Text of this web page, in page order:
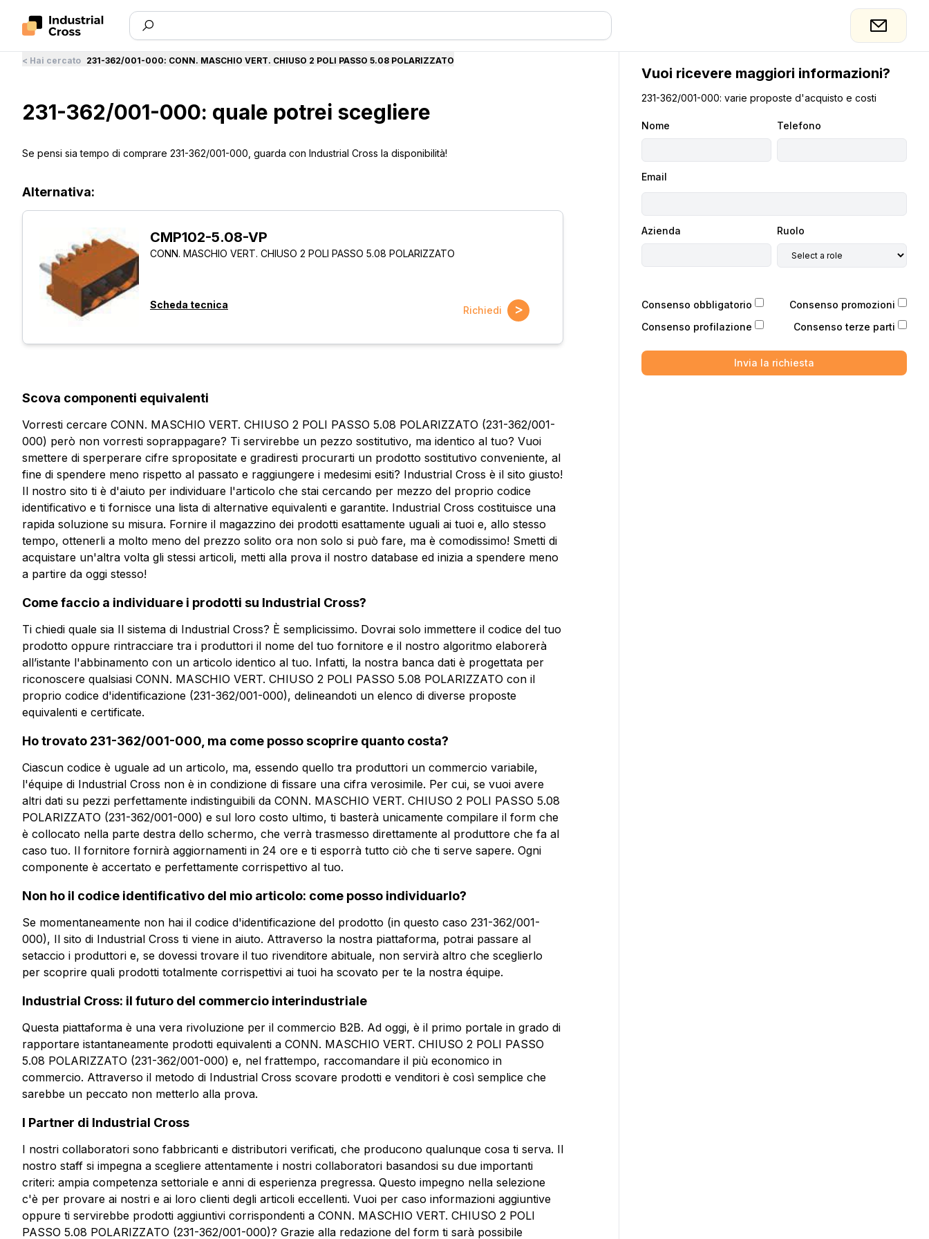
Vuoi ricevere
più informazioni?
Email
Azienda
Consenso obbligatorio
Consenso profilazione
< Hai cercato 231-362/001-000: CONN. MASCHIO VERT. CHIUSO 2 POLI PASSO 5.08 POLARIZZATO
231-362/001-000: quale potrei scegliere
Se pensi sia tempo di comprare 231-362/001-000, guarda con Industrial Cross la disponibilità!
Alternativa:
Vuoi ricevere maggiori informazioni?
Compila il form per richiedere un preventivo
CMP102-5.08-VP
Scheda tecnica
Email
Azienda
Note
Consenso obbligatorio
Consenso profilazione
CMP102-5.08-VP
CONN. MASCHIO VERT. CHIUSO 2 POLI PASSO 5.08 POLARIZZATO
Scheda tecnica Richiedi >
Scova componenti equivalenti
Vorresti cercare CONN. MASCHIO VERT. CHIUSO 2 POLI PASSO 5.08 POLARIZZATO (231-362/001-
000) però non vorresti soprappagare? Ti servirebbe un pezzo sostitutivo, ma identico al tuo? Vuoi
smettere di sperperare cifre spropositate e gradiresti procurarti un prodotto sostitutivo conveniente, al
fine di spendere meno rispetto al passato e raggiungere i medesimi esiti? Industrial Cross è il sito giusto!
Il nostro sito ti è d'aiuto per individuare l'articolo che stai cercando per mezzo del proprio codice
identificativo e ti fornisce una lista di alternative equivalenti e garantite. Industrial Cross costituisce una
rapida soluzione su misura. Fornire il magazzino dei prodotti esattamente uguali ai tuoi e, allo stesso
tempo, ottenerli a molto meno del prezzo solito ora non solo si può fare, ma è comodissimo! Smetti di
acquistare un'altra volta gli stessi articoli, metti alla prova il nostro database ed inizia a spendere meno
a partire da oggi stesso!
Come faccio a individuare i prodotti su Industrial Cross?
Ti chiedi quale sia Il sistema di Industrial Cross? È semplicissimo. Dovrai solo immettere il codice del tuo
prodotto oppure rintracciare tra i produttori il nome del tuo fornitore e il nostro algoritmo elaborerà
all’istante l'abbinamento con un articolo identico al tuo. Infatti, la nostra banca dati è progettata per
riconoscere qualsiasi CONN. MASCHIO VERT. CHIUSO 2 POLI PASSO 5.08 POLARIZZATO con il
proprio codice d'identificazione (231-362/001-000), delineandoti un elenco di diverse proposte
equivalenti e certificate.
Ho trovato 231-362/001-000, ma come posso scoprire quanto costa?
Ciascun codice è uguale ad un articolo, ma, essendo quello tra produttori un commercio variabile,
l'équipe di Industrial Cross non è in condizione di fissare una cifra verosimile. Per cui, se vuoi avere
altri dati su pezzi perfettamente indistinguibili da CONN. MASCHIO VERT. CHIUSO 2 POLI PASSO 5.08
POLARIZZATO (231-362/001-000) e sul loro costo ultimo, ti basterà unicamente compilare il form che
è collocato nella parte destra dello schermo, che verrà trasmesso direttamente al produttore che fa al
caso tuo. Il fornitore fornirà aggiornamenti in 24 ore e ti esporrà tutto ciò che ti serve sapere. Ogni
componente è accertato e perfettamente corrispettivo al tuo.
Non ho il codice identificativo del mio articolo: come posso individuarlo?
Se momentaneamente non hai il codice d'identificazione del prodotto (in questo caso 231-362/001-
000), Il sito di Industrial Cross ti viene in aiuto. Attraverso la nostra piattaforma, potrai passare al
setaccio i produttori e, se dovessi trovare il tuo rivenditore abituale, non servirà altro che sceglierlo
per scoprire quali prodotti totalmente corrispettivi ai tuoi ha scovato per te la nostra équipe.
Industrial Cross: il futuro del commercio interindustriale
Questa piattaforma è una vera rivoluzione per il commercio B2B. Ad oggi, è il primo portale in grado di
rapportare istantaneamente prodotti equivalenti a CONN. MASCHIO VERT. CHIUSO 2 POLI PASSO
5.08 POLARIZZATO (231-362/001-000) e, nel frattempo, raccomandare il più economico in
commercio. Attraverso il metodo di Industrial Cross scovare prodotti e venditori è così semplice che
sarebbe un peccato non metterlo alla prova.
I Partner di Industrial Cross
I nostri collaboratori sono fabbricanti e distributori verificati, che producono qualunque cosa ti serva. Il
nostro staff si impegna a scegliere attentamente i nostri collaboratori basandosi su due importanti
criteri: ampia competenza settoriale e anni di esperienza pregressa. Questo impegno nella selezione
c'è per provare ai nostri e ai loro clienti degli articoli eccellenti. Vuoi per caso informazioni aggiuntive
oppure ti servirebbe prodotti aggiuntivi corrispondenti a CONN. MASCHIO VERT. CHIUSO 2 POLI
PASSO 5.08 POLARIZZATO (231-362/001-000)? Grazie alla redazione del form ti sarà possibile
Vuoi ricevere maggiori informazioni?
231-362/001-000: varie proposte d'acquisto e costi
Nome Telefono
Email
Azienda Ruolo
Consenso obbligatorio
Consenso promozioni
Consenso profilazione
Consenso terze parti
Invia la richiesta